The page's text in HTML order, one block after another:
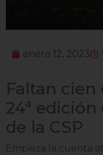
enero 12, 2023
Faltan cien
24ª edición
de la CSP
Empieza la cuenta